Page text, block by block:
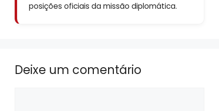
posições oficiais da missão diplomática.
Deixe um comentário